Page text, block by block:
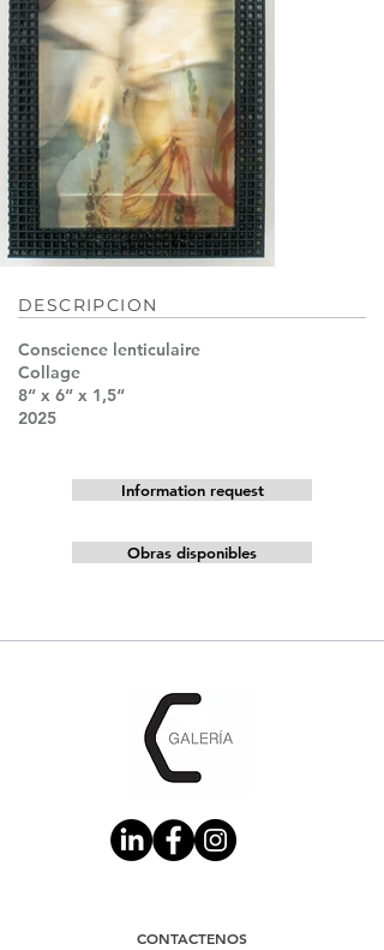
DESCRIPCION
Conscience lenticulaire
Collage
8“ x 6“ x 1,5“
2025
Information request
Obras disponibles
CONTACTENOS